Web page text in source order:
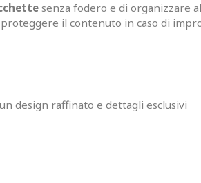
senza fodero e di organizzare
il contenuto in caso di
design raffinato e dettagli esclusivi